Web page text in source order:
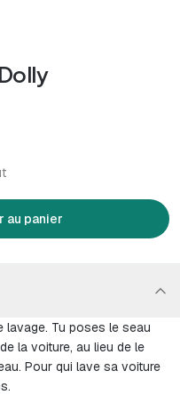
au panier
Tu poses le seau
la voiture, au lieu de le
Pour qui lave sa voiture